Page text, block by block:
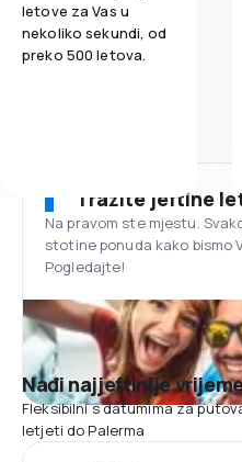
letove za Vas u
nekoliko sekundi, od
preko 500 letova.
Tražite jeftine
Na pravom ste mjestu.
stotine ponuda kako bismo
Pogledajte!
Nađi najjeftinije
Fleksibilni s datumima za
letjeti do Palerma